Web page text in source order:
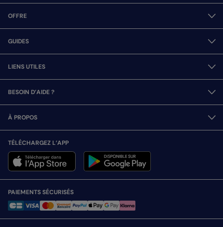
OFFRE
GUIDES
LIENS UTILES
BESOIN D’AIDE ?
À PROPOS
TÉLÉCHARGEZ L’APP
PAIEMENTS SÉCURISÉS